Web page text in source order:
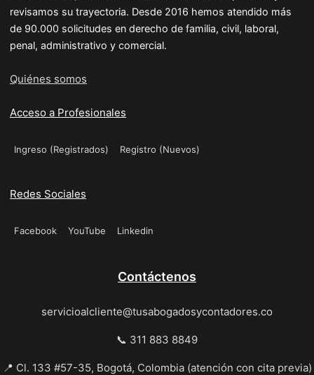
revisamos su trayectoria. Desde 2016 hemos atendido más
de 90.000 solicitudes en derecho de familia, civil, laboral,
penal, administrativo y comercial.
Quiénes somos
Acceso a Profesionales
Ingreso (Registrados) Registro (Nuevos)
Redes Sociales
Facebook YouTube Linkedin
Contáctenos
servicioalcliente@tusabogadosycontadores.co
📞 311 883 8849
📍 Cl. 133 #57-35, Bogotá, Colombia (atención con cita previa)